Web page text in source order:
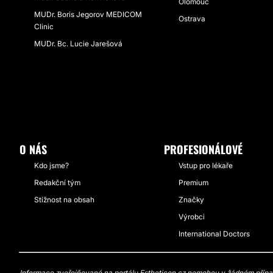
MUDr. Boris Jegorov MEDICOM
Clinic
MUDr. Bc. Lucie Jarešová
Ostrava
O NÁS
Kdo jsme?
Redakční tým
Stížnost na obsah
PROFESIONÁLOVÉ
Vstup pro lékaře
Premium
Značky
Výrobci
International Doctors